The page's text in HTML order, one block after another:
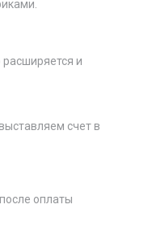
расширяется и
счет в
оплаты